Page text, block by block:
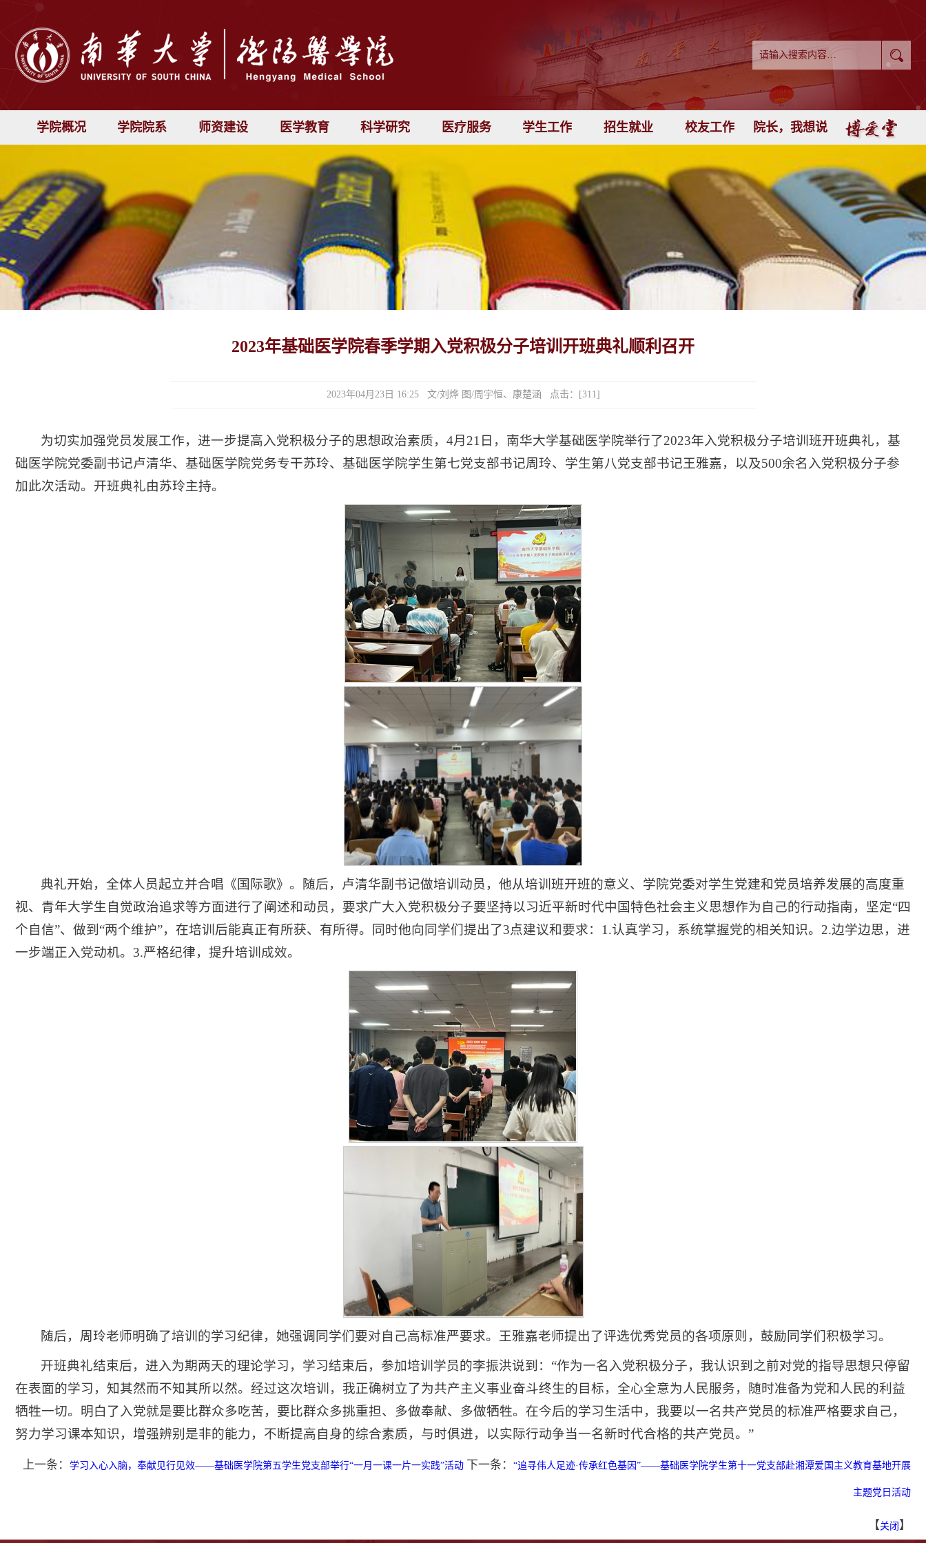
学院概况 学院院系 师资建设 医学教育 科学研究 医疗服务 学生工作 招生就业 校友工作 院长，我想说
2023年基础医学院春季学期入党积极分子培训开班典礼顺利召开
2023年04月23日 16:25 文/刘烨 图/周宇恒、康楚涵 点击：[311]
为切实加强党员发展工作，进一步提高入党积极分子的思想政治素质，4月21日，南华大学基础医学院举行了2023年入党积极分子培训班开班典礼，基
础医学院党委副书记卢清华、基础医学院党务专干苏玲、基础医学院学生第七党支部书记周玲、学生第八党支部书记王雅嘉，以及500余名入党积极分子参
加此次活动。开班典礼由苏玲主持。
典礼开始，全体人员起立并合唱《国际歌》。随后，卢清华副书记做培训动员，他从培训班开班的意义、学院党委对学生党建和党员培养发展的高度重
视、青年大学生自觉政治追求等方面进行了阐述和动员，要求广大入党积极分子要坚持以习近平新时代中国特色社会主义思想作为自己的行动指南，坚定“四
个自信”、做到“两个维护”，在培训后能真正有所获、有所得。同时他向同学们提出了3点建议和要求：1.认真学习，系统掌握党的相关知识。2.边学边思，进
一步端正入党动机。3.严格纪律，提升培训成效。
随后，周玲老师明确了培训的学习纪律，她强调同学们要对自己高标准严要求。王雅嘉老师提出了评选优秀党员的各项原则，鼓励同学们积极学习。
开班典礼结束后，进入为期两天的理论学习，学习结束后，参加培训学员的李振洪说到：“作为一名入党积极分子，我认识到之前对党的指导思想只停留
在表面的学习，知其然而不知其所以然。经过这次培训，我正确树立了为共产主义事业奋斗终生的目标，全心全意为人民服务，随时准备为党和人民的利益
牺牲一切。明白了入党就是要比群众多吃苦，要比群众多挑重担、多做奉献、多做牺牲。在今后的学习生活中，我要以一名共产党员的标准严格要求自己，
努力学习课本知识，增强辨别是非的能力，不断提高自身的综合素质，与时俱进，以实际行动争当一名新时代合格的共产党员。”
上一条： 学习入心入脑，奉献见行见效——基础医学院第五学生党支部举行“一月一课一片一实践”活动 下一条： “追寻伟人足迹·传承红色基因”——基础医学院学生第十一党支部赴湘潭爱国主义教育基地开展
主题党日活动
【关闭 】